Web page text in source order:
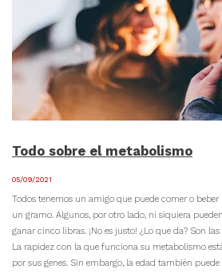
Todo sobre el metabolismo
05/09/2021
Todos tenemos un amigo que puede comer o
un gramo. Algunos, por otro lado, ni siquiera
ganar cinco libras. ¡No es justo! ¿Lo que da? Son
La rapidez con la que funciona su metabolismo
por sus genes. Sin embargo, la edad también